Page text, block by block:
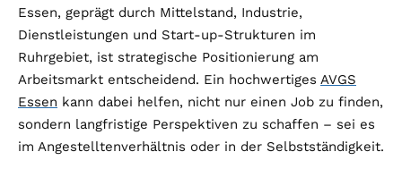
Essen, geprägt durch Mittelstand, Industrie,
Dienstleistungen und Start-up-Strukturen im
Ruhrgebiet, ist strategische Positionierung am
Arbeitsmarkt entscheidend. Ein hochwertiges AVGS
Essen kann dabei helfen, nicht nur einen Job zu finden,
sondern langfristige Perspektiven zu schaffen – sei es
im Angestelltenverhältnis oder in der Selbstständigkeit.